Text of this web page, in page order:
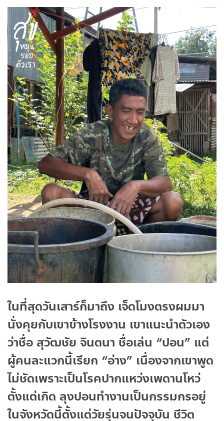
ในที่สุดวันเสาร์ก็มาถึง เจ็ดโมงตรงผมมา
นั่งคุยกับเขาข้างโรงงาน เขาแนะนำตัวเอง
ว่าชื่อ สุวัฒชัย จินตนา ชื่อเล่น “ปอน” แต่
ผู้คนละแวกนี้เรียก “อ่าง” เนื่องจากเขาพูด
ไม่ชัดเพราะเป็นโรคปากแหว่งเพดานโหว่
ตั้งแต่เกิด ลุงปอนทำงานเป็นกรรมกรอยู่
ในจังหวัดนี้ตั้งแต่วัยรุ่นจนปัจจุบัน ชีวิต